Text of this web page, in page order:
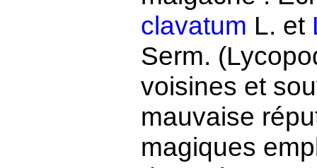
clavatum L. et
Serm.
voisines et
mauvaise
magiques